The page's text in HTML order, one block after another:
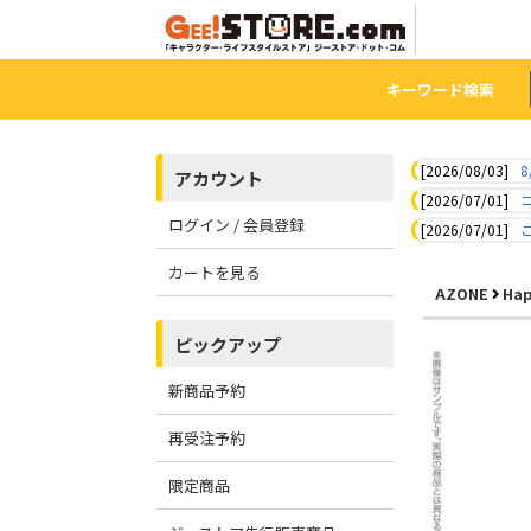
キーワード検索
アカウント
ログイン / 会員登録
カートを見る
ピックアップ
新商品予約
再受注予約
限定商品
[2026/08/03]
[2026/07/01]
[2026/07/01]
AZONE